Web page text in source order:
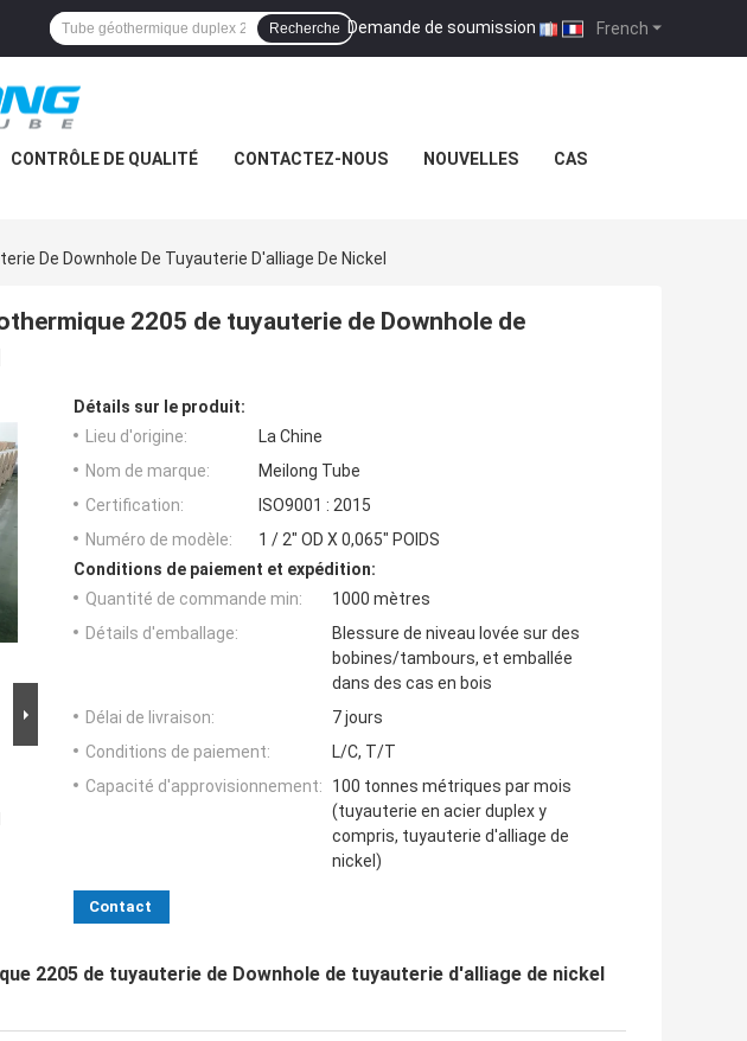
French
Demande de soumission |
Recherche
CONTRÔLE DE QUALITÉ CONTACTEZ-NOUS NOUVELLES CAS
De Downhole De Tuyauterie D'alliage De Nickel
2205 de tuyauterie de Downhole de
Détails sur le produit:
Lieu d'origine:
La Chine
Nom de marque:
Meilong Tube
Certification:
ISO9001 : 2015
Numéro de modèle:
1 / 2" OD X 0,065" POIDS
Conditions de paiement et expédition:
Quantité de commande min:
1000 mètres
Détails d'emballage:
Blessure de niveau lovée sur des
bobines/tambours, et emballée
dans des cas en bois
Délai de livraison:
7 jours
Conditions de paiement:
L/C, T/T
Capacité d'approvisionnement:
100 tonnes métriques par mois
(tuyauterie en acier duplex y
compris, tuyauterie d'alliage de
nickel)
Contact
2205 de tuyauterie de Downhole de tuyauterie d'alliage de nickel